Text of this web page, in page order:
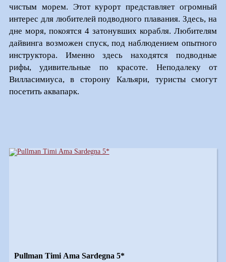
чистым морем. Этот курорт представляет огромный
интерес для любителей подводного плавания. Здесь, на
дне моря, покоятся 4 затонувших корабля. Любителям
дайвинга возможен спуск, под наблюдением опытного
инструктора. Именно здесь находятся подводные
рифы, удивительные по красоте. Неподалеку от
Вилласимиуса, в сторону Кальяри, туристы смогут
посетить аквапарк.
Pullman Timi Ama Sardegna 5*